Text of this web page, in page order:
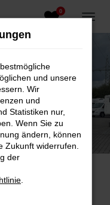
0
PKW
und unsere
Wir
und
Statistiken nur,
Wenn Sie zu
ändern, können
Zukunft widerrufen.
der